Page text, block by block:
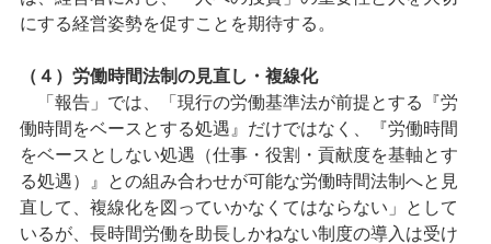
にする経営姿勢を促すことを期待する。
（４）労働時間法制の見直し・複線化
「報告」では、「現行の労働基準法が前提とする『労
働時間をベースとする処遇』だけではなく、『労働時間
をベースとしない処遇（仕事・役割・貢献度を基軸とす
る処遇）』との組み合わせが可能な労働時間法制へと見
直して、複線化を図っていかなくてはならない」として
いるが、長時間労働を助長しかねない制度の導入は受け